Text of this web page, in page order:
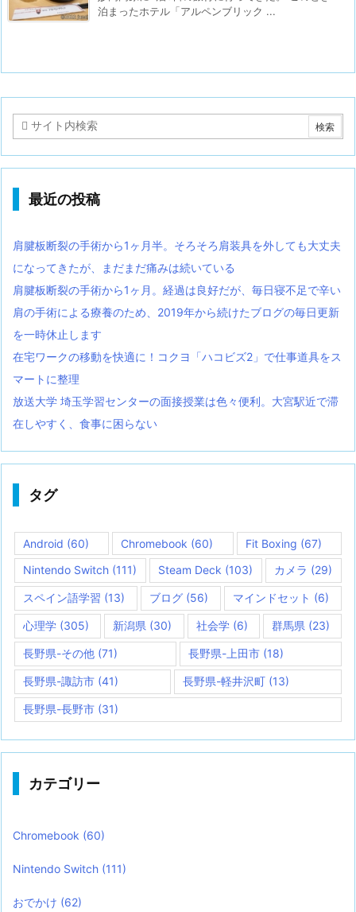
泊まったホテル「アルペンブリック ...
最近の投稿
肩腱板断裂の手術から1ヶ月半。そろそろ肩装具を外しても大丈夫
になってきたが、まだまだ痛みは続いている
肩腱板断裂の手術から1ヶ月。経過は良好だが、毎日寝不足で辛い
肩の手術による療養のため、2019年から続けたブログの毎日更新
を一時休止します
在宅ワークの移動を快適に！コクヨ「ハコビズ2」で仕事道具をス
マートに整理
放送大学 埼玉学習センターの面接授業は色々便利。大宮駅近で滞
在しやすく、食事に困らない
タグ
Android (60) Chromebook (60) Fit Boxing (67)
Nintendo Switch (111) Steam Deck (103) カメラ (29)
スペイン語学習 (13) ブログ (56) マインドセット (6)
心理学 (305) 新潟県 (30) 社会学(6) 群馬県 (23)
長野県-その他 (71) 長野県-上田市(18)
長野県-諏訪市 (41) 長野県-軽井沢町 (13)
長野県-長野市 (31)
カテゴリー
Chromebook (60)
Nintendo Switch (111)
おでかけ (62)